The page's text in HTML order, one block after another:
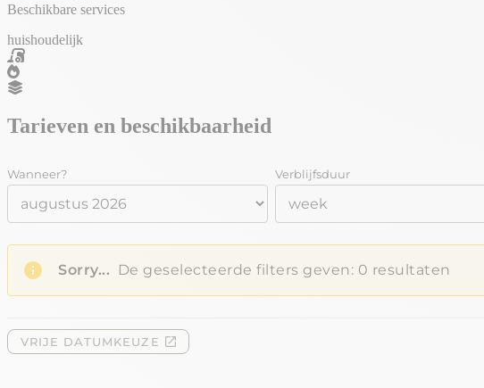
Beschikbare services
huishoudelijk
Tarieven en beschikbaarheid